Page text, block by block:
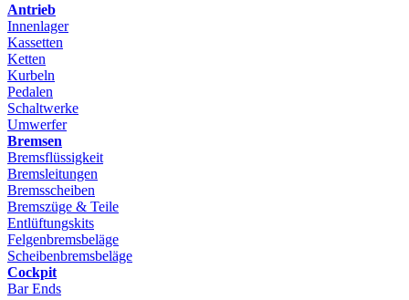
Antrieb
Innenlager
Kassetten
Ketten
Kurbeln
Pedalen
Schaltwerke
Umwerfer
Bremsen
Bremsflüssigkeit
Bremsleitungen
Bremsscheiben
Bremszüge & Teile
Entlüftungskits
Felgenbremsbeläge
Scheibenbremsbeläge
Cockpit
Bar Ends